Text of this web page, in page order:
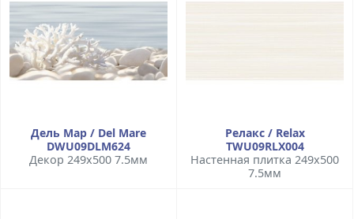
Дель Мар / Del Mare
DWU09DLM624
Декор 249x500 7.5мм
Релакс / Relax
TWU09RLX004
Настенная плитка 249x500
7.5мм